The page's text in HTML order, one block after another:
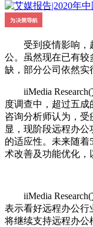
受到疫情影响，超
公。虽然现在已有较
缺，部分公司依然实
iiMedia Research(
度调查中，超过五
咨询分析师认为，受
显，现阶段远程办
的适应性。未来随
术改善及功能优化，
iiMedia Research(
表示看好远程办公行
将继续支持远程办公